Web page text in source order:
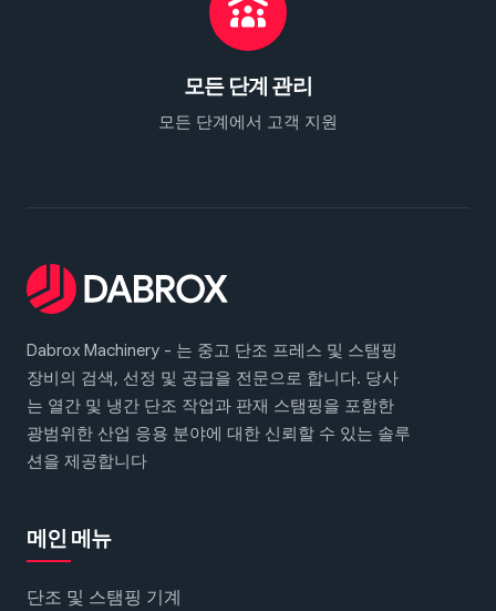
모든 단계 관리
모든 단계에서 고객 지원
Dabrox Machinery - 는 중고 단조 프레스 및 스탬핑
장비의 검색, 선정 및 공급을 전문으로 합니다. 당사
는 열간 및 냉간 단조 작업과 판재 스탬핑을 포함한
광범위한 산업 응용 분야에 대한 신뢰할 수 있는 솔루
션을 제공합니다
메인 메뉴
단조 및 스탬핑 기계